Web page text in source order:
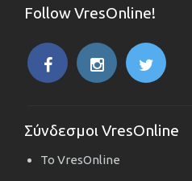
Follow VresOnline!
Σύνδεσμοι VresOnline
Το VresOnline